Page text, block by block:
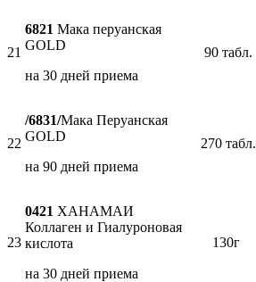
21
6821 Мака перуанская
GOLD
на 30 дней приема
90 табл.
22
/6831/Мака Перуанская
GOLD
на 90 дней приема
270 табл.
23
0421 ХАНАМАИ
Коллаген и Гиалуроновая
кислота
на 30 дней приема
130г